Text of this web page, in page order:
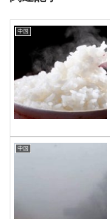
中国
中国